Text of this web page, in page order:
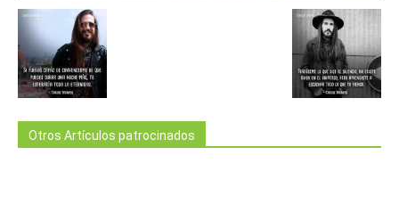
Otros Artículos patrocinados